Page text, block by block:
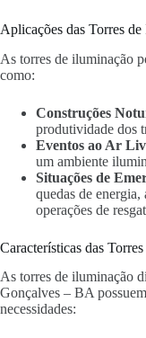
Aplicações das Torres
As torres de iluminação
como:
Construções
produtividade dos
Eventos ao Ar
um ambiente
Situações de
quedas de energia,
operações de
Características das
As torres de iluminação
Gonçalves – BA
necessidades: